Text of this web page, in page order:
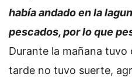
había andado en la
pescados, por lo que
Durante la mañana tuvo
tarde no tuvo suerte,